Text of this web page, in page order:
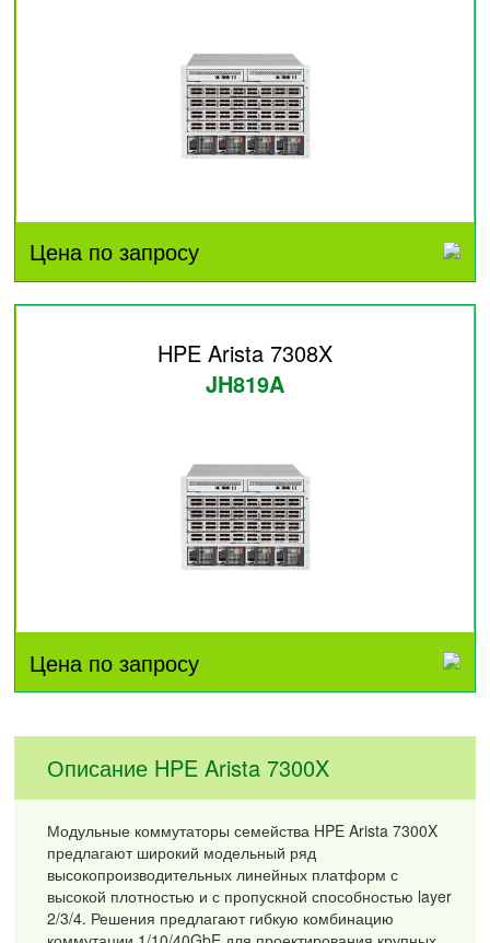
Цена по запросу
HPE Arista 7308X
JH819A
Цена по запросу
Описание HPE Arista 7300X
Модульные коммутаторы семейства HPE Arista 7300X
предлагают широкий модельный ряд
высокопроизводительных линейных платформ с
высокой плотностью и с пропускной способностью layer
2/3/4. Решения предлагают гибкую комбинацию